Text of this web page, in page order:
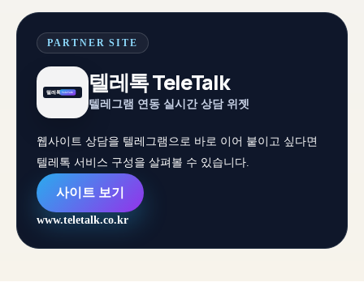
PARTNER SITE
텔레톡 TeleTalk
텔레그램 연동 실시간 상담 위젯
웹사이트 상담을 텔레그램으로 바로 이어 붙이고 싶다면
텔레톡 서비스 구성을 살펴볼 수 있습니다.
사이트 보기
www.teletalk.co.kr